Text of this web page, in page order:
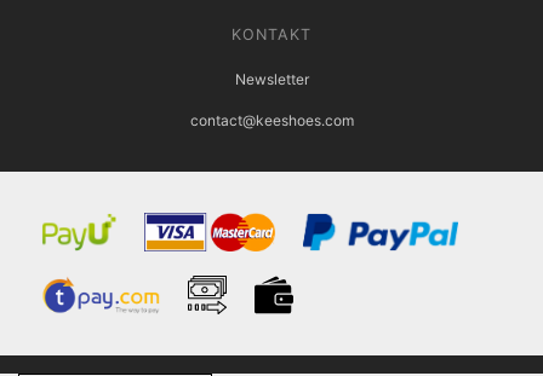
KONTAKT
Newsletter
contact@keeshoes.com